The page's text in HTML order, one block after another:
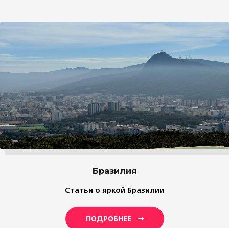
Бразилия
Статьи о яркой Бразилии
ПОДРОБНЕЕ